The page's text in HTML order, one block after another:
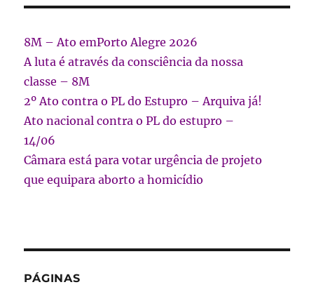
8M – Ato emPorto Alegre 2026
A luta é através da consciência da nossa
classe – 8M
2º Ato contra o PL do Estupro – Arquiva já!
Ato nacional contra o PL do estupro –
14/06
Câmara está para votar urgência de projeto
que equipara aborto a homicídio
PÁGINAS